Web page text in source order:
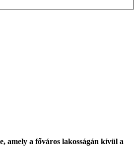
amely a főváros lakosságán kívül a